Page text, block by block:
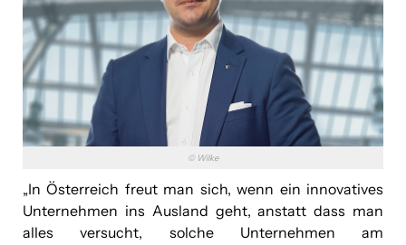
© Wilke
„In Österreich freut man sich, wenn ein innovatives
Unternehmen ins Ausland geht, anstatt dass man
alles versucht, solche Unternehmen am